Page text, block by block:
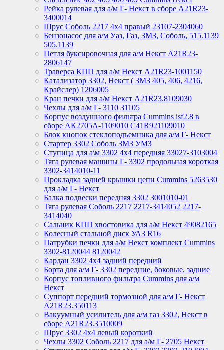
Рейка рулевая для а/м Г- Некст в сборе А21R23-
3400014
Шрус Соболь 2217 4х4 правый 23107-2304060
Бензонасос для а/м Уаз, Газ, ЗМЗ, Соболь, 515.1139
505.1139
Петля буксировочная для а/м Некст A21R23-
2806147
Траверса КПП для а/м Некст A21R23-1001150
Катализатор 3302, Некст ( ЗМЗ 405, 406, 4216,
Крайслер) 1206005
Кран печки для а/м Некст A21R23.8109030
Чехлы для а/м Г- 3110 31105
Корпус воздушного фильтра Cummins isf2.8 в
сборе АК2705А-1109010 С41R921109010
Блок кнопок стеклоподъемника для а/м Г- Некст
Стартер 3302 Соболь ЗМЗ УМЗ
Ступица для а\м 3302 4х4 передняя 33027-3103004
Тяга рулевая машины Г- 3302 продольная короткая
3302-3414010-11
Прокладка задней крышки цепи Cummins 5263530
для а/м Г- Некст
Балка подвески передняя 3302 3001010-01
Тяга рулевая Соболь 2217 2217-3414052 2217-
3414040
Сальник КПП хвостовика для а/м Некст 49082165
Колесный стальной диск УАЗ R16
Патрубки печки для а/м Некст комплект Cummins
3302-8120044 8120042
Кардан 3302 4х4 задний передний
Борта для а/м Г- 3302 передние, боковые, задние
Корпус топливного фильтра Cummins для а/м
Некст
Суппорт передний тормозной для а/м Г- Некст
А21R23.350113
Вакуумный усилитель для а/м газ 3302, Некст в
сборе A21R23.3510009
Шрус 3302 4х4 левый короткий
Чехлы 3302 Соболь 2217 для а/м Г- 2705 Некст